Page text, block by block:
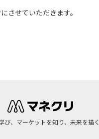
させていただきます。
び、マーケットを知り、未来を描く